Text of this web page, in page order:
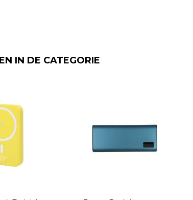
IN DE CATEGORIE